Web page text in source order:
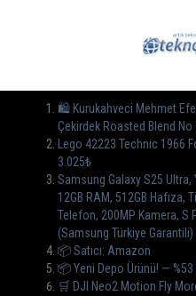
🛍️ Kurukahveci Mehmet
Çekirdek Roasted Blend No
Lego 42223 Technic 1966
3.025₺
Samsung Galaxy S25
12GB RAM, 512GB Hafıza,
Telefon, 200MP Kamera, S
(Samsung Türkiye Garantili)
📦 Satıcı: Amazon
📦 Yeni Depo Ürünü! —
🛒 DJI Neo2 Motion Fly